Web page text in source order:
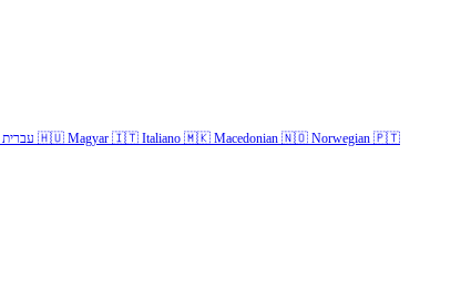
עברית 🇭🇺 Magyar 🇮🇹 Italiano 🇲🇰 Macedonian 🇳🇴 Norwegian 🇵🇹